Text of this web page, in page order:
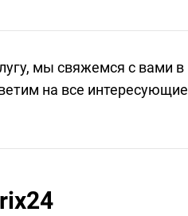
мы свяжемся с вами в
на все интересующие